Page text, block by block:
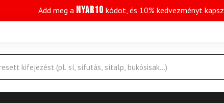
Add meg a NYAR10 kódot, és 10% kedvezményt kapsz